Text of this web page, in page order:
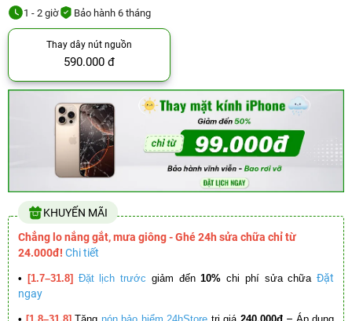
1 - 2 giờ Bảo hành 6 tháng
Thay dây nút nguồn
590.000 đ
KHUYẾN MÃI
Chẳng lo nắng gắt, mưa giông - Ghé 24h sửa chữa chỉ từ
24.000đ! Chi tiết
• [1.7–31.8] Đặt lịch trước giảm đến10% chi phí sửa chữa Đặt
ngay